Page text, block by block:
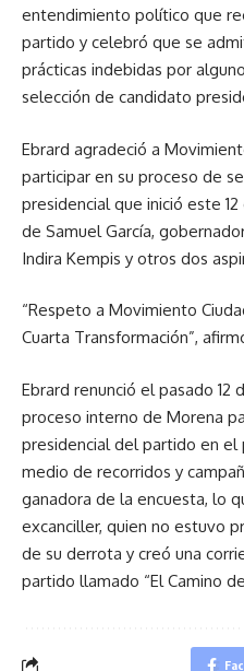
entendimiento político que
partido y celebró que se
prácticas indebidas por
selección de candidato
Ebrard agradeció a
participar en su proceso de
presidencial que inició este
de Samuel García,
Indira Kempis y otros dos
“Respeto a Movimiento
Cuarta Transformación”,
Ebrard renunció el pasado 12
proceso interno de Morena
presidencial del partido en el
medio de recorridos y
ganadora de la encuesta, lo
excanciller, quien no estuvo
de su derrota y creó una
partido llamado “El Camino